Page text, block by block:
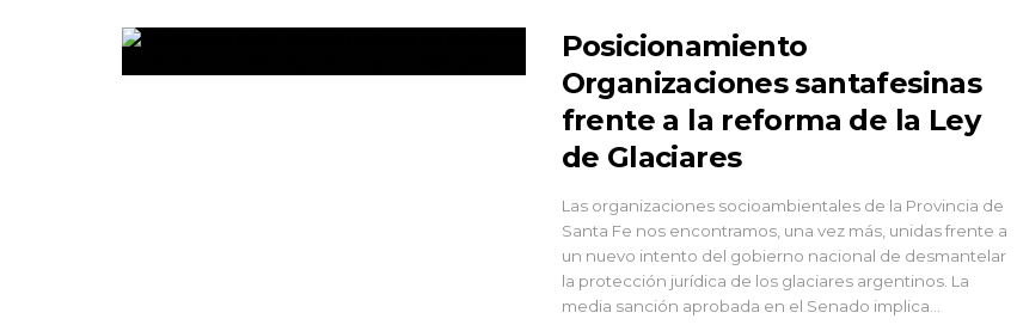
Posicionamiento
Organizaciones santafesinas
frente a la reforma de la Ley
de Glaciares
Las organizaciones socioambientales de la Provincia de
Santa Fe nos encontramos, una vez más, unidas frente a
un nuevo intento del gobierno nacional de desmantelar
la protección jurídica de los glaciares argentinos. La
media sanción aprobada en el Senado implica...